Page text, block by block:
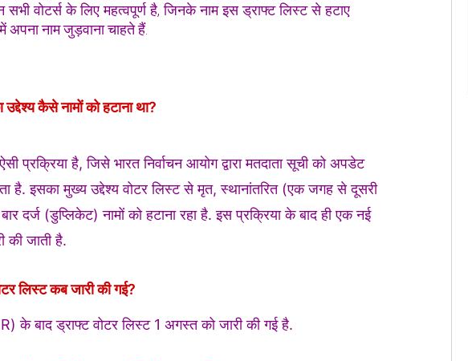
वोटर्स के लिए महत्वपूर्ण है, जिनके नाम इस ड्राफ्ट लिस्ट से हटाए
अपना नाम जुड़वाना चाहते हैं.
कैसे नामों को हटाना था?
प्रक्रिया है, जिसे भारत निर्वाचन आयोग द्वारा मतदाता सूची को अपडेट
है. इसका मुख्य उद्देश्य वोटर लिस्ट से मृत, स्थानांतरित (एक जगह से दूसरी
दर्ज (डुप्लिकेट) नामों को हटाना रहा है. इस प्रक्रिया के बाद ही एक नई
की जाती है.
लिस्ट कब जारी की गई?
के बाद ड्राफ्ट वोटर लिस्ट 1 अगस्त को जारी की गई है.